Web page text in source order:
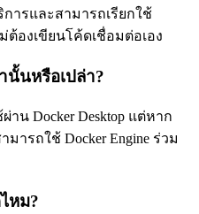
ารและสามารถเรียกใช้
องเขียนโค้ดเชื่อมต่อเอง
นั้นหรือเปล่า?
น Docker Desktop แต่หาก
มารถใช้ Docker Engine ร่วม
หม?